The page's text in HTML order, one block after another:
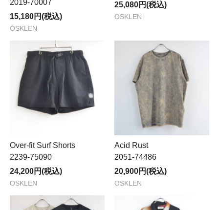
2019-70007
15,180円(税込)
OSKLEN
25,080円(税込)
OSKLEN
Over-fit Surf Shorts
2239-75090
24,200円(税込)
OSKLEN
Acid Rust
2051-74486
20,900円(税込)
OSKLEN